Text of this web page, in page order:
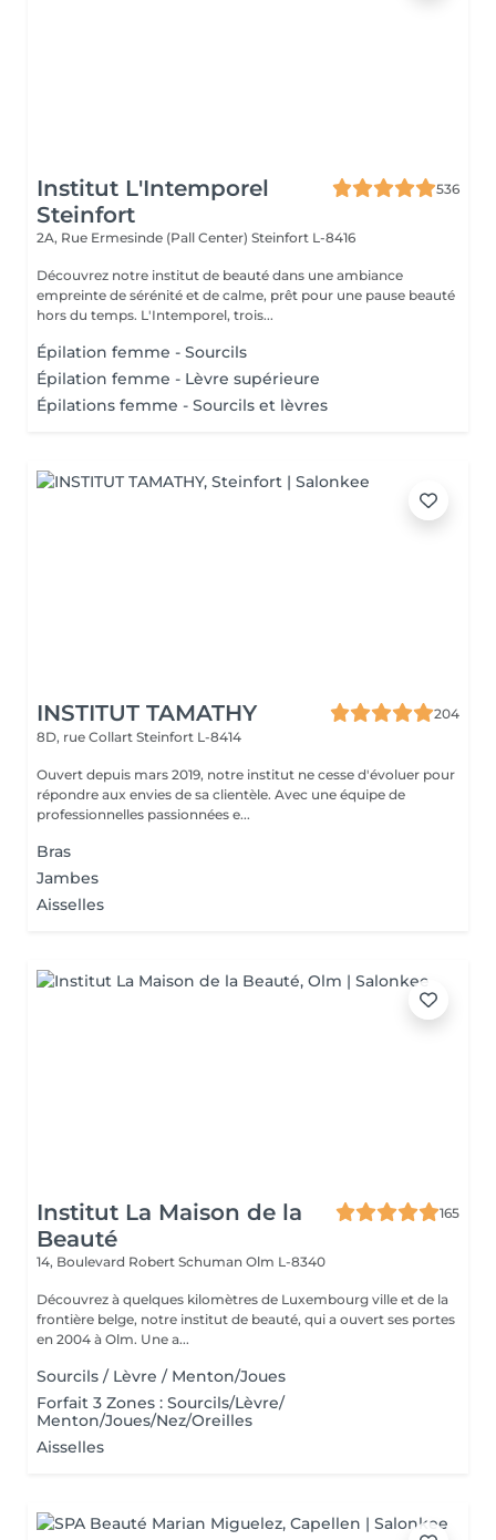
Institut L'Intemporel
Steinfort
536
2A, Rue Ermesinde (Pall Center) Steinfort L-8416
Découvrez notre institut de beauté dans une ambiance
empreinte de sérénité et de calme, prêt pour une pause beauté
hors du temps. L'Intemporel, trois...
Épilation femme - Sourcils
Épilation femme - Lèvre supérieure
Épilations femme - Sourcils et lèvres
INSTITUT TAMATHY
204
8D, rue Collart Steinfort L-8414
Ouvert depuis mars 2019, notre institut ne cesse d'évoluer pour
répondre aux envies de sa clientèle. Avec une équipe de
professionnelles passionnées e...
Bras
Jambes
Aisselles
Institut La Maison de la
Beauté
165
14, Boulevard Robert Schuman Olm L-8340
Découvrez à quelques kilomètres de Luxembourg ville et de la
frontière belge, notre institut de beauté, qui a ouvert ses portes
en 2004 à Olm. Une a...
Sourcils / Lèvre / Menton/Joues
Forfait 3 Zones : Sourcils/Lèvre/
Menton/Joues/Nez/Oreilles
Aisselles